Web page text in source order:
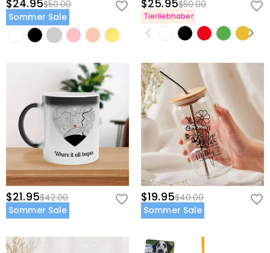
$24.95$50.00
Sommer Sale
$25.95$50.00
Tierliebhaber
$21.95$42.00
Sommer Sale
$19.95$40.00
Sommer Sale